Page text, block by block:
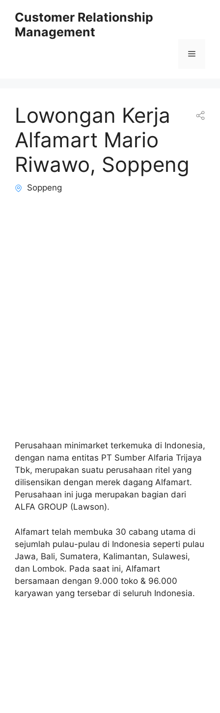
content
Customer Relationship
Management
Menu
Lowongan Kerja
Alfamart Mario
Riwawo, Soppeng
Soppeng
Perusahaan minimarket terkemuka di Indonesia,
dengan nama entitas PT Sumber Alfaria Trijaya
Tbk, merupakan suatu perusahaan ritel yang
dilisensikan dengan merek dagang Alfamart.
Perusahaan ini juga merupakan bagian dari
ALFA GROUP (Lawson).
Alfamart telah membuka 30 cabang utama di
sejumlah pulau-pulau di Indonesia seperti pulau
Jawa, Bali, Sumatera, Kalimantan, Sulawesi,
dan Lombok. Pada saat ini, Alfamart
bersamaan dengan 9.000 toko & 96.000
karyawan yang tersebar di seluruh Indonesia.